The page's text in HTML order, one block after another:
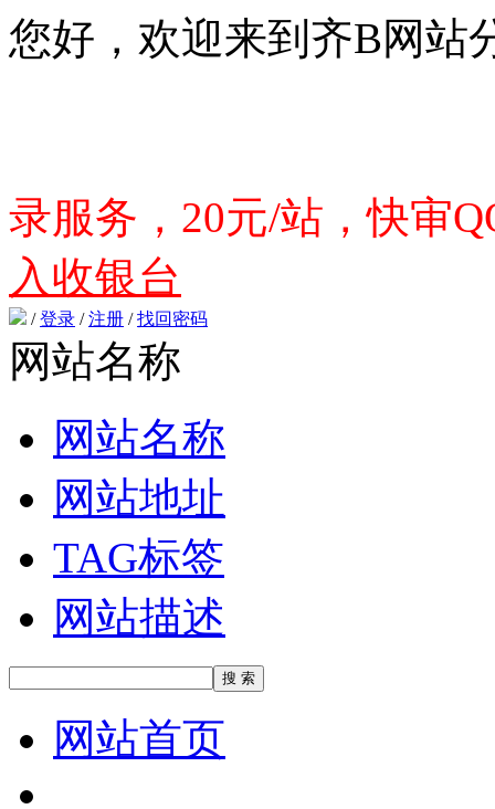
您好，欢迎来到齐B网站
录服务，20元/站，快审
入收银台
/登录 /注册 /找回密码
网站名称
网站名称
网站地址
TAG标签
网站描述
网站首页